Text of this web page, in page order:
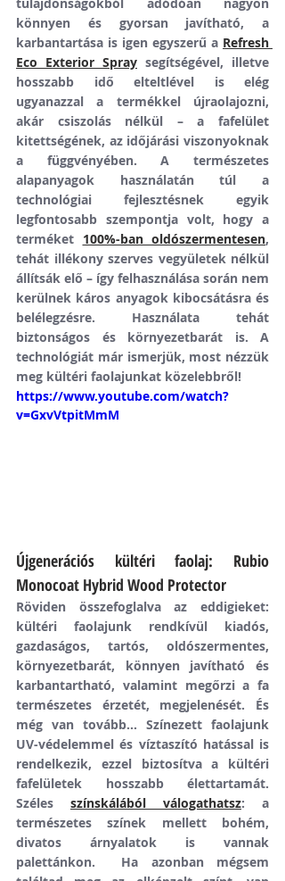
tulajdonságokból adódóan nagyon
könnyen és gyorsan javítható, a
karbantartása is igen egyszerű a Refresh
Eco Exterior Spray segítségével, illetve
hosszabb idő elteltlével is elég
ugyanazzal a termékkel újraolajozni,
akár csiszolás nélkül – a fafelület
kitettségének, az időjárási viszonyoknak
a függvényében. A természetes
alapanyagok használatán túl a
technológiai fejlesztésnek egyik
legfontosabb szempontja volt, hogy a
terméket 100%-ban oldószermentesen,
tehát illékony szerves vegyületek nélkül
állítsák elő – így felhasználása során nem
kerülnek káros anyagok kibocsátásra és
belélegzésre. Használata tehát
biztonságos és környezetbarát is. A
technológiát már ismerjük, most nézzük
meg kültéri faolajunkat közelebbről!
https://www.youtube.com/watch?
v=GxvVtpitMmM
Újgenerációs kültéri faolaj: Rubio
Monocoat Hybrid Wood Protector
Röviden összefoglalva az eddigieket:
kültéri faolajunk rendkívül kiadós,
gazdaságos, tartós, oldószermentes,
környezetbarát, könnyen javítható és
karbantartható, valamint megőrzi a fa
természetes érzetét, megjelenését. És
még van tovább… Színezett faolajunk
UV-védelemmel és víztaszító hatással is
rendelkezik, ezzel biztosítva a kültéri
fafelületek hosszabb élettartamát.
Széles színskálából válogathatsz: a
természetes színek mellett bohém,
divatos árnyalatok is vannak
palettánkon.  Ha azonban mégsem